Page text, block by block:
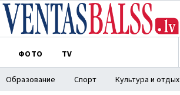
ФОТО TV
Образование Спорт Культура и отдых